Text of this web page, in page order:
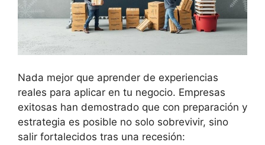
Nada mejor que aprender de experiencias
reales para aplicar en tu negocio. Empresas
exitosas han demostrado que con preparación y
estrategia es posible no solo sobrevivir, sino
salir fortalecidos tras una recesión: